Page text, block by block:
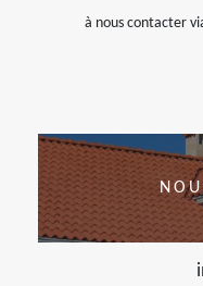
à nous contacter